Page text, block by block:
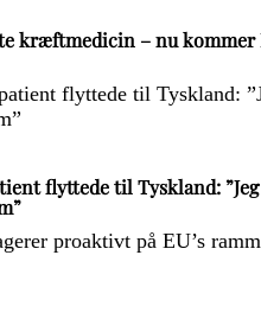
kræftmedicin – nu
flyttede til Tyskland: